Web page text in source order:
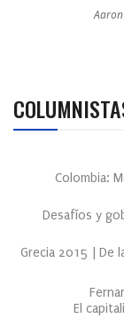
Colombia:
Desafíos y
Grecia 2015 | De
El